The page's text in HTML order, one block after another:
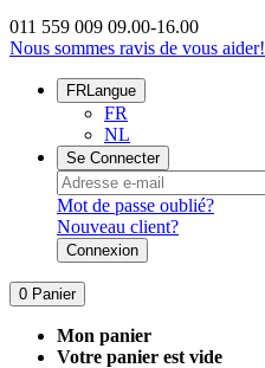
011 559 009 09.00-16.00
Nous sommes ravis de vous aider!
FRLangue
FR
NL
Se Connecter
Mot de passe oublié?
Nouveau client?
Connexion
0 Panier
Mon panier
Votre panier est vide